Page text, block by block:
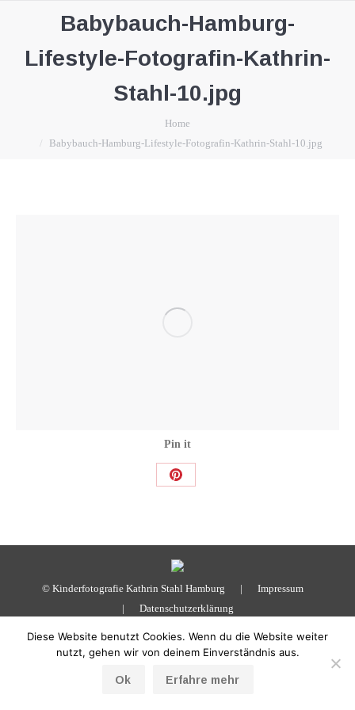
Babybauch-Hamburg-
Lifestyle-Fotografin-Kathrin-
Stahl-10.jpg
Home
Babybauch-Hamburg-Lifestyle-Fotografin-Kathrin-Stahl-10.jpg
Pin it
Share
© Kinderfotografie Kathrin Stahl Hamburg | Impressum
| Datenschutzerklärung
Diese Website benutzt Cookies. Wenn du die Website weiter
nutzt, gehen wir von deinem Einverständnis aus.
Ok Erfahre mehr